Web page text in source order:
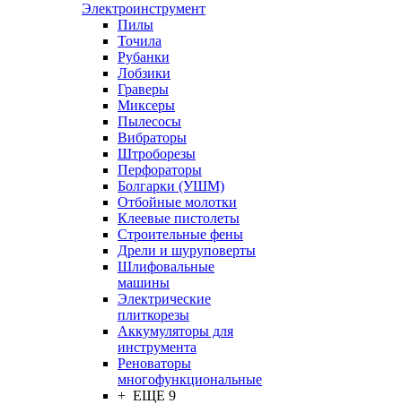
Электроинструмент
Пилы
Точила
Рубанки
Лобзики
Граверы
Миксеры
Пылесосы
Вибраторы
Штроборезы
Перфораторы
Болгарки (УШМ)
Отбойные молотки
Клеевые пистолеты
Строительные фены
Дрели и шуруповерты
Шлифовальные
машины
Электрические
плиткорезы
Аккумуляторы для
инструмента
Реноваторы
многофункциональные
+ ЕЩЕ 9